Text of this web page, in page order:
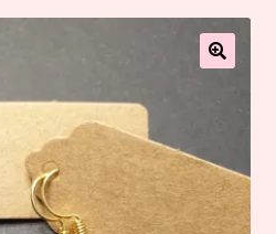
enfant
le
menu